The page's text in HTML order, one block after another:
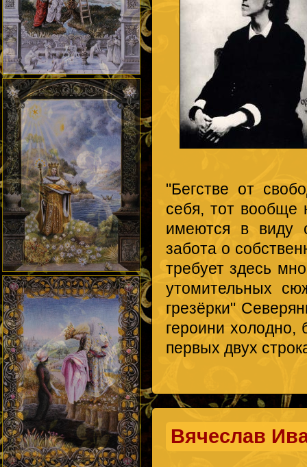
"Бегстве от
себя, тот вообще
имеются в виду
забота о
требует здесь
утомительных
грезёрки"
героини холодно,
первых двух
Вячеслав